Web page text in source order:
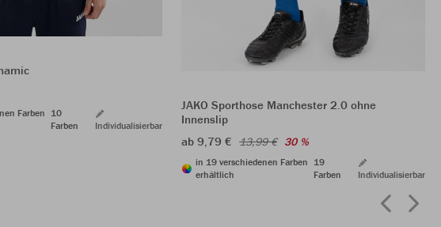
Farben
10
Farben
Individualisierbar
JAKO Sporthose Manchester 2.0 ohne
Innenslip
ab 9,79 € 13,99 € 30 %
in 19 verschiedenen Farben
erhältlich
19
Farben
Individualisierbar